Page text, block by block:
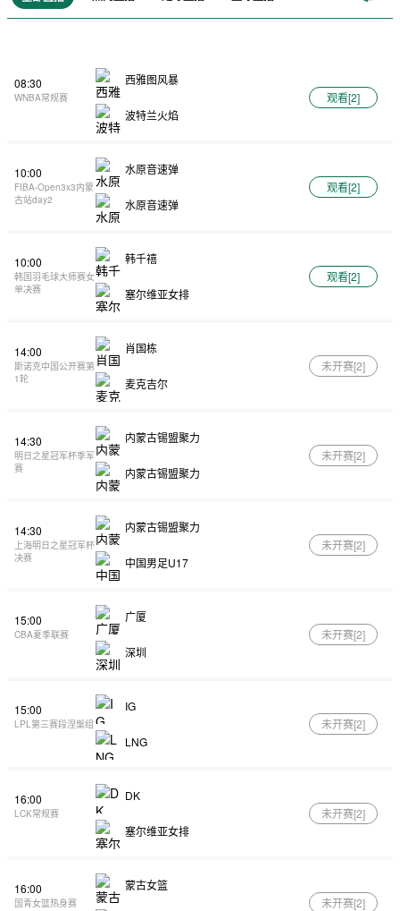
08:30
WNBA常规赛
西雅图风暴
波特兰火焰
观看[2]
10:00
FIBA-Open3x3内蒙
古站day2
水原音速弹
水原音速弹
观看[2]
10:00
韩国羽毛球大师赛女
单决赛
韩千禧
塞尔维亚女排
观看[2]
14:00
斯诺克中国公开赛第
1轮
肖国栋
麦克吉尔
未开赛[2]
14:30
明日之星冠军杯季军
赛
内蒙古锡盟聚力
内蒙古锡盟聚力
未开赛[2]
14:30
上海明日之星冠军杯
决赛
内蒙古锡盟聚力
中国男足U17
未开赛[2]
15:00
CBA夏季联赛
广厦
深圳
未开赛[2]
15:00
LPL第三赛段涅槃组
IG
LNG
未开赛[2]
16:00
LCK常规赛
DK
塞尔维亚女排
未开赛[2]
16:00
国青女篮热身赛
蒙古女篮
未开赛[2]